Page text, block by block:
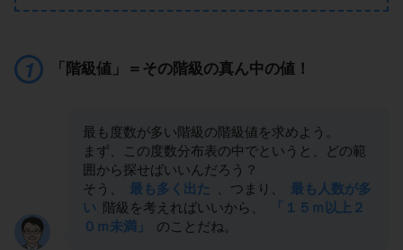
「階級値」＝その階級の真ん中の値！
最も度数が多い階級の階級値を求めよう。
まず、この度数分布表の中でというと、どの範
囲から探せばいいんだろう？
そう、
最も多く出た 、つまり、
最も人数が多
い 階級を考えればいいから、
「１５ｍ以上２
０ｍ未満」
のことだね。